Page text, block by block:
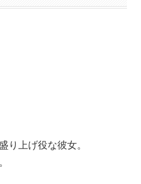
り上げ役な彼女。